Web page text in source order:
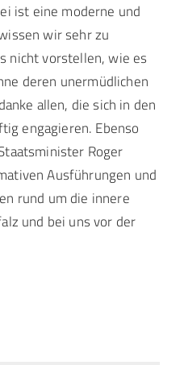
ist eine moderne und
wir sehr zu
nicht vorstellen, wie es
deren unermüdlichen
allen, die sich in den
engagieren. Ebenso
Roger
Ausführungen und
rund um die innere
und bei uns vor der